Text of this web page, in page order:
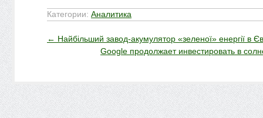
Категории: Аналитика
← Найбільший завод-акумулятор «зеленої» енергії в
Google продолжает инвестировать в